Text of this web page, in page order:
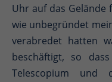
Uhr auf das
wie unbegründet
verabredet hatten
beschäftigt, so
Telescopium und